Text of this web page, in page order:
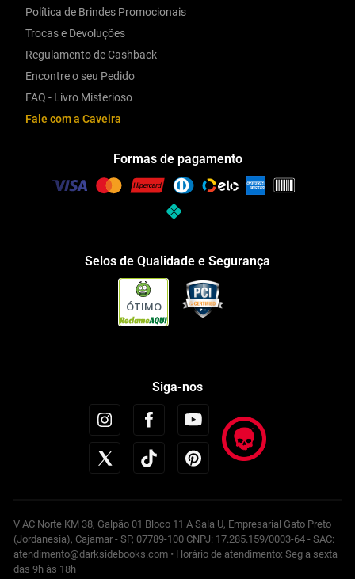
Política de Brindes Promocionais
Trocas e Devoluções
Regulamento de Cashback
Encontre o seu Pedido
FAQ - Livro Misterioso
Fale com a Caveira
Formas de pagamento
Selos de Qualidade e Segurança
ÓTIMO
Siga-nos
V AC Norte KM 38, Galpão 01 Bloco 11 A Sala U, Empresarial Gato Preto
(Jordanesia), Cajamar - SP, 07789-100 CNPJ: 17.285.159/0003-64 - SAC:
atendimento@darksidebooks.com • Horário de atendimento: Seg a sexta
das 9h às 18h